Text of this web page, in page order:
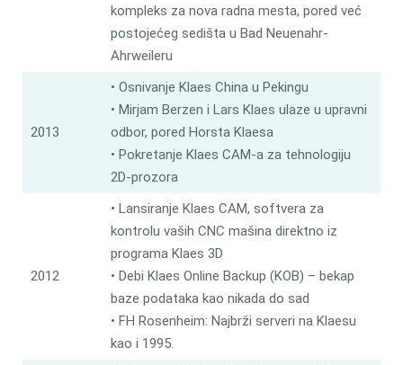
kompleks za nova radna mesta, pored već
postojećeg sedišta u Bad Neuenahr-
Ahrweileru
2013
• Osnivanje Klaes China u Pekingu
• Mirjam Berzen i Lars Klaes ulaze u upravni
odbor, pored Horsta Klaesa
• Pokretanje Klaes CAM-a za tehnologiju
2D-prozora
2012
• Lansiranje Klaes CAM, softvera za
kontrolu vaših CNC mašina direktno iz
programa Klaes 3D
• Debi Klaes Online Backup (KOB) – bekap
baze podataka kao nikada do sad
• FH Rosenheim: Najbrži serveri na Klaesu
kao i 1995.